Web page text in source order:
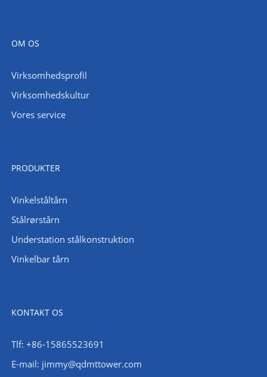
OM OS
Virksomhedsprofil
Virksomhedskultur
Vores service
PRODUKTER
Vinkelståltårn
Stålrørstårn
Understation stålkonstruktion
Vinkelbar tårn
KONTAKT OS
Tlf: +86-15865523691
E-mail: jimmy@qdmttower.com